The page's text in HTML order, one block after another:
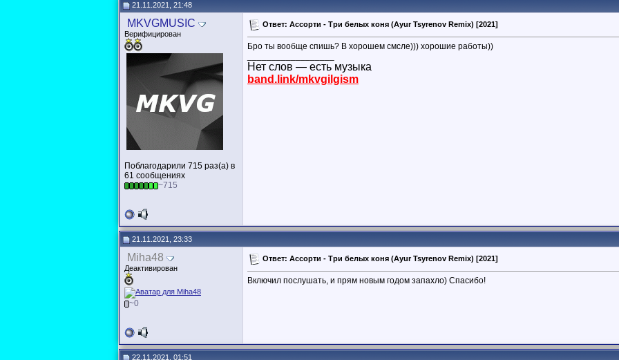
21.11.2021, 21:48
MKVGMUSIC
Верифицирован
Поблагодарили 715 раз(а) в
61 сообщениях
~715
Ответ: Ассорти - Три белых коня (Ayur Tsyrenov Remix) [2021]
Бро ты вообще спишь? В хорошем смсле))) хорошие работы))
Нет слов — есть музыка
band.link/mkvgilgism
21.11.2021, 23:33
Miha48
Деактивирован
~0
Ответ: Ассорти - Три белых коня (Ayur Tsyrenov Remix) [2021]
Включил послушать, и прям новым годом запахло) Спасибо!
22.11.2021, 01:51